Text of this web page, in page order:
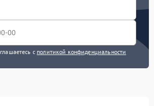
с политикой конфиденциальности